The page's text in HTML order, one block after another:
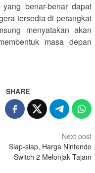
benar-benar dapat
tersedia di perangkat
menyatakan akan
masa depan
SHARE
Next post
Siap-siap, Harga Nintendo
Switch 2 Melonjak Tajam